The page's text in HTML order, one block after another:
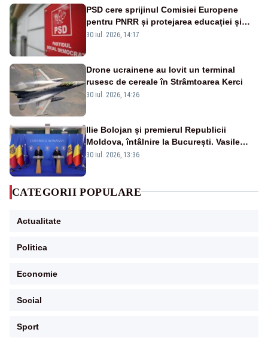
PSD cere sprijinul Comisiei Europene
pentru PNRR și protejarea educației și
sănătății
30 iul. 2026, 14:17
Drone ucrainene au lovit un terminal
rusesc de cereale în Strâmtoarea Kerci
30 iul. 2026, 14:26
Ilie Bolojan și premierul Republicii
Moldova, întâlnire la București. Vasile
Tofan, primit cu onoruri militare
30 iul. 2026, 13:36
CATEGORII POPULARE
Actualitate
Politica
Economie
Social
Sport